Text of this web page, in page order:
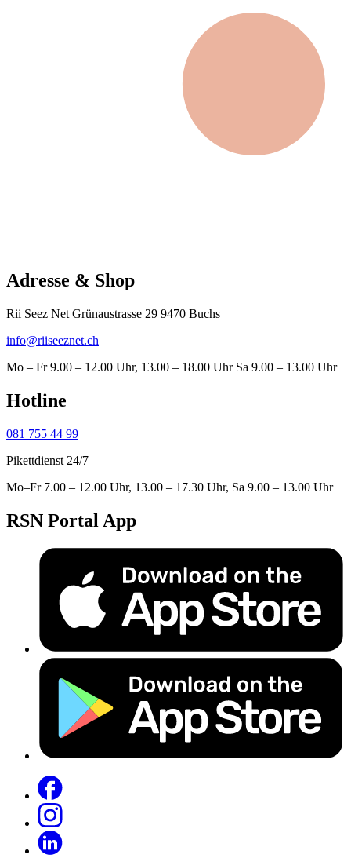
Adresse & Shop
Rii Seez Net Grünaustrasse 29 9470 Buchs
info@riiseeznet.ch
Mo – Fr 9.00 – 12.00 Uhr, 13.00 – 18.00 Uhr Sa 9.00 – 13.00 Uhr
Hotline
081 755 44 99
Pikettdienst 24/7
Mo–Fr 7.00 – 12.00 Uhr, 13.00 – 17.30 Uhr, Sa 9.00 – 13.00 Uhr
RSN Portal App